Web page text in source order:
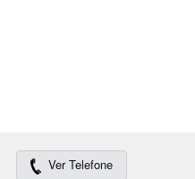
Ver Telefone